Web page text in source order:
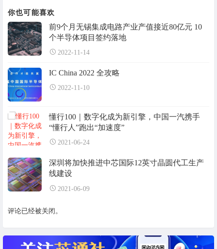
你也可能喜欢
前9个月无锡集成电路产业产值接近80亿元 10
个半导体项目签约落地
2022-11-14
IC China 2022 全攻略
2022-11-10
懂行100｜数字化成为新引擎，中国一汽携手
“懂行人”跑出“加速度”
2021-06-24
深圳将加快推进中芯国际12英寸晶圆代工生产
线建设
2021-06-09
评论已经被关闭。